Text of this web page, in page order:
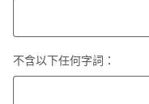
不含以下任何字詞：